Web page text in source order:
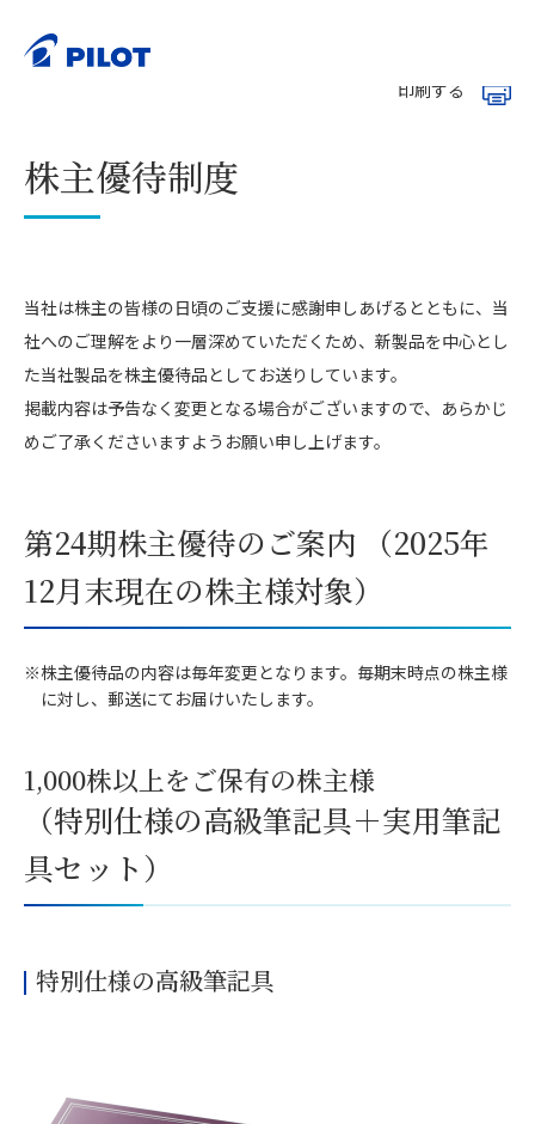
株主優待制度
印刷する
株主優待制度
当社は株主の皆様の日頃のご支援に感謝申しあげるとともに、当
社へのご理解をより一層深めていただくため、新製品を中心とし
た当社製品を株主優待品としてお送りしています。
掲載内容は予告なく変更となる場合がございますので、あらかじ
めご了承くださいますようお願い申し上げます。
第24期株主優待のご案内
（2025年
12月末現在の株主様対象）
※株主優待品の内容は毎年変更となります。毎期末時点の株主様
に対し、郵送にてお届けいたします。
1,000株以上をご保有の株主様
（特別仕様の高級筆記具＋実用筆記
具セット）
特別仕様の高級筆記具